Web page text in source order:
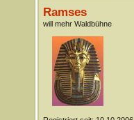
Ramses
will mehr Waldbühne